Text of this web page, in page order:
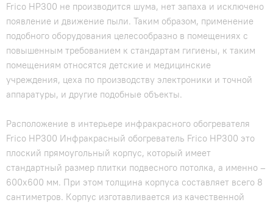
Frico HP300 не производится шума, нет запаха и исключено
появление и движение пыли. Таким образом, применение
подобного оборудования целесообразно в помещениях с
повышенным требованием к стандартам гигиены, к таким
помещениям относятся детские и медицинские
учреждения, цеха по производству электроники и точной
аппаратуры, и другие подобные объекты.
Расположение в интерьере инфракрасного обогревателя
Frico HP300 Инфракрасный обогреватель Frico HP300 это
плоский прямоугольный корпус, который имеет
стандартный размер плитки подвесного потолка, а именно –
600x600 мм. При этом толщина корпуса составляет всего 8
сантиметров. Корпус изготавливается из качественной